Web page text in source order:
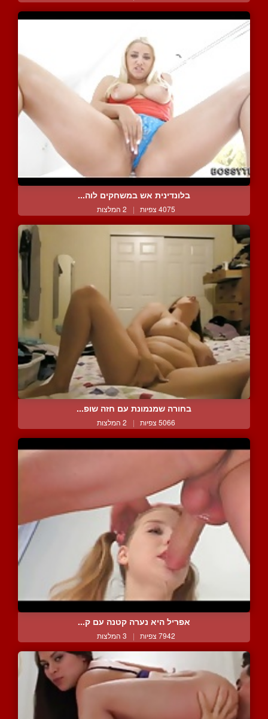
בלונדינית אש במשחקים לוה...
4075 צפיות | 2 המלצות
בחורה שמנמונת עם חזה שופ...
5066 צפיות | 2 המלצות
אפריל היא נערה קטנה עם ק...
7942 צפיות | 3 המלצות